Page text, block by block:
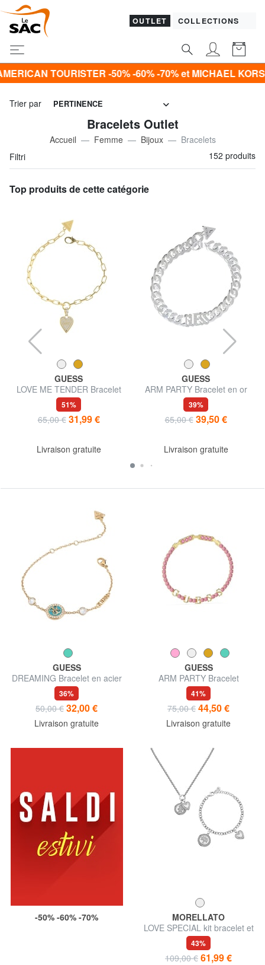
OUTLET COLLECTIONS
-50% -60% -70% et MICHAEL KORS -30% -40% -50%
Trier par PERTINENCE
Bracelets Outlet
Accueil Femme Bijoux
Bracelets
Filtri
152 produits
Top produits de cette catégorie
GUESS
LOVE ME TENDER Bracelet
51%
65,00 € 31,99 €
Livraison gratuite
GUESS
ARM PARTY Bracelet en or
jaune, avec logo Guess
39%
65,00 € 39,50 €
Livraison gratuite
GUESS
DREAMING Bracelet en acier
36%
50,00 € 32,00 €
Livraison gratuite
GUESS
ARM PARTY Bracelet
41%
75,00 € 44,50 €
Livraison gratuite
-50% -60% -70%
MORELLATO
LOVE SPECIAL kit bracelet et
collier
43%
109,00 € 61,99 €